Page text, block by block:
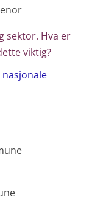
sektor. Hva er
viktig?
nasjonale